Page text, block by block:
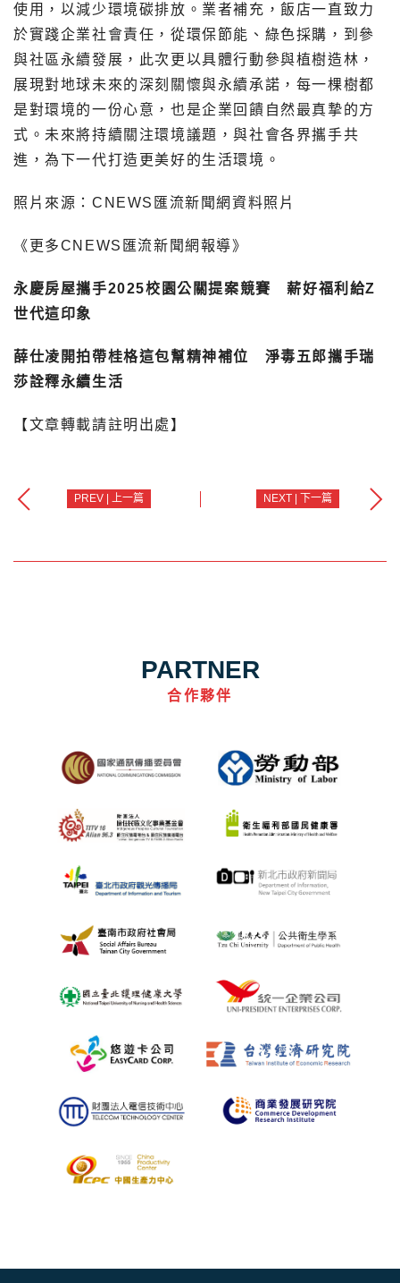
使用，以減少環境碳排放。業者補充，飯店一直致力
於實踐企業社會責任，從環保節能、綠色採購，到參
與社區永續發展，此次更以具體行動參與植樹造林，
展現對地球未來的深刻關懷與永續承諾，每一棵樹都
是對環境的一份心意，也是企業回饋自然最真摯的方
式。未來將持續關注環境議題，與社會各界攜手共
進，為下一代打造更美好的生活環境。
照片來源：CNEWS匯流新聞網資料照片
《更多CNEWS匯流新聞網報導》
永慶房屋攜手2025校園公關提案競賽 薪好福利給Z
世代這印象
薛仕凌開拍帶桂格這包幫精神補位 淨毒五郎攜手瑞
莎詮釋永續生活
【文章轉載請註明出處】
PREV | 上一篇 NEXT | 下一篇
PARTNER
合作夥伴